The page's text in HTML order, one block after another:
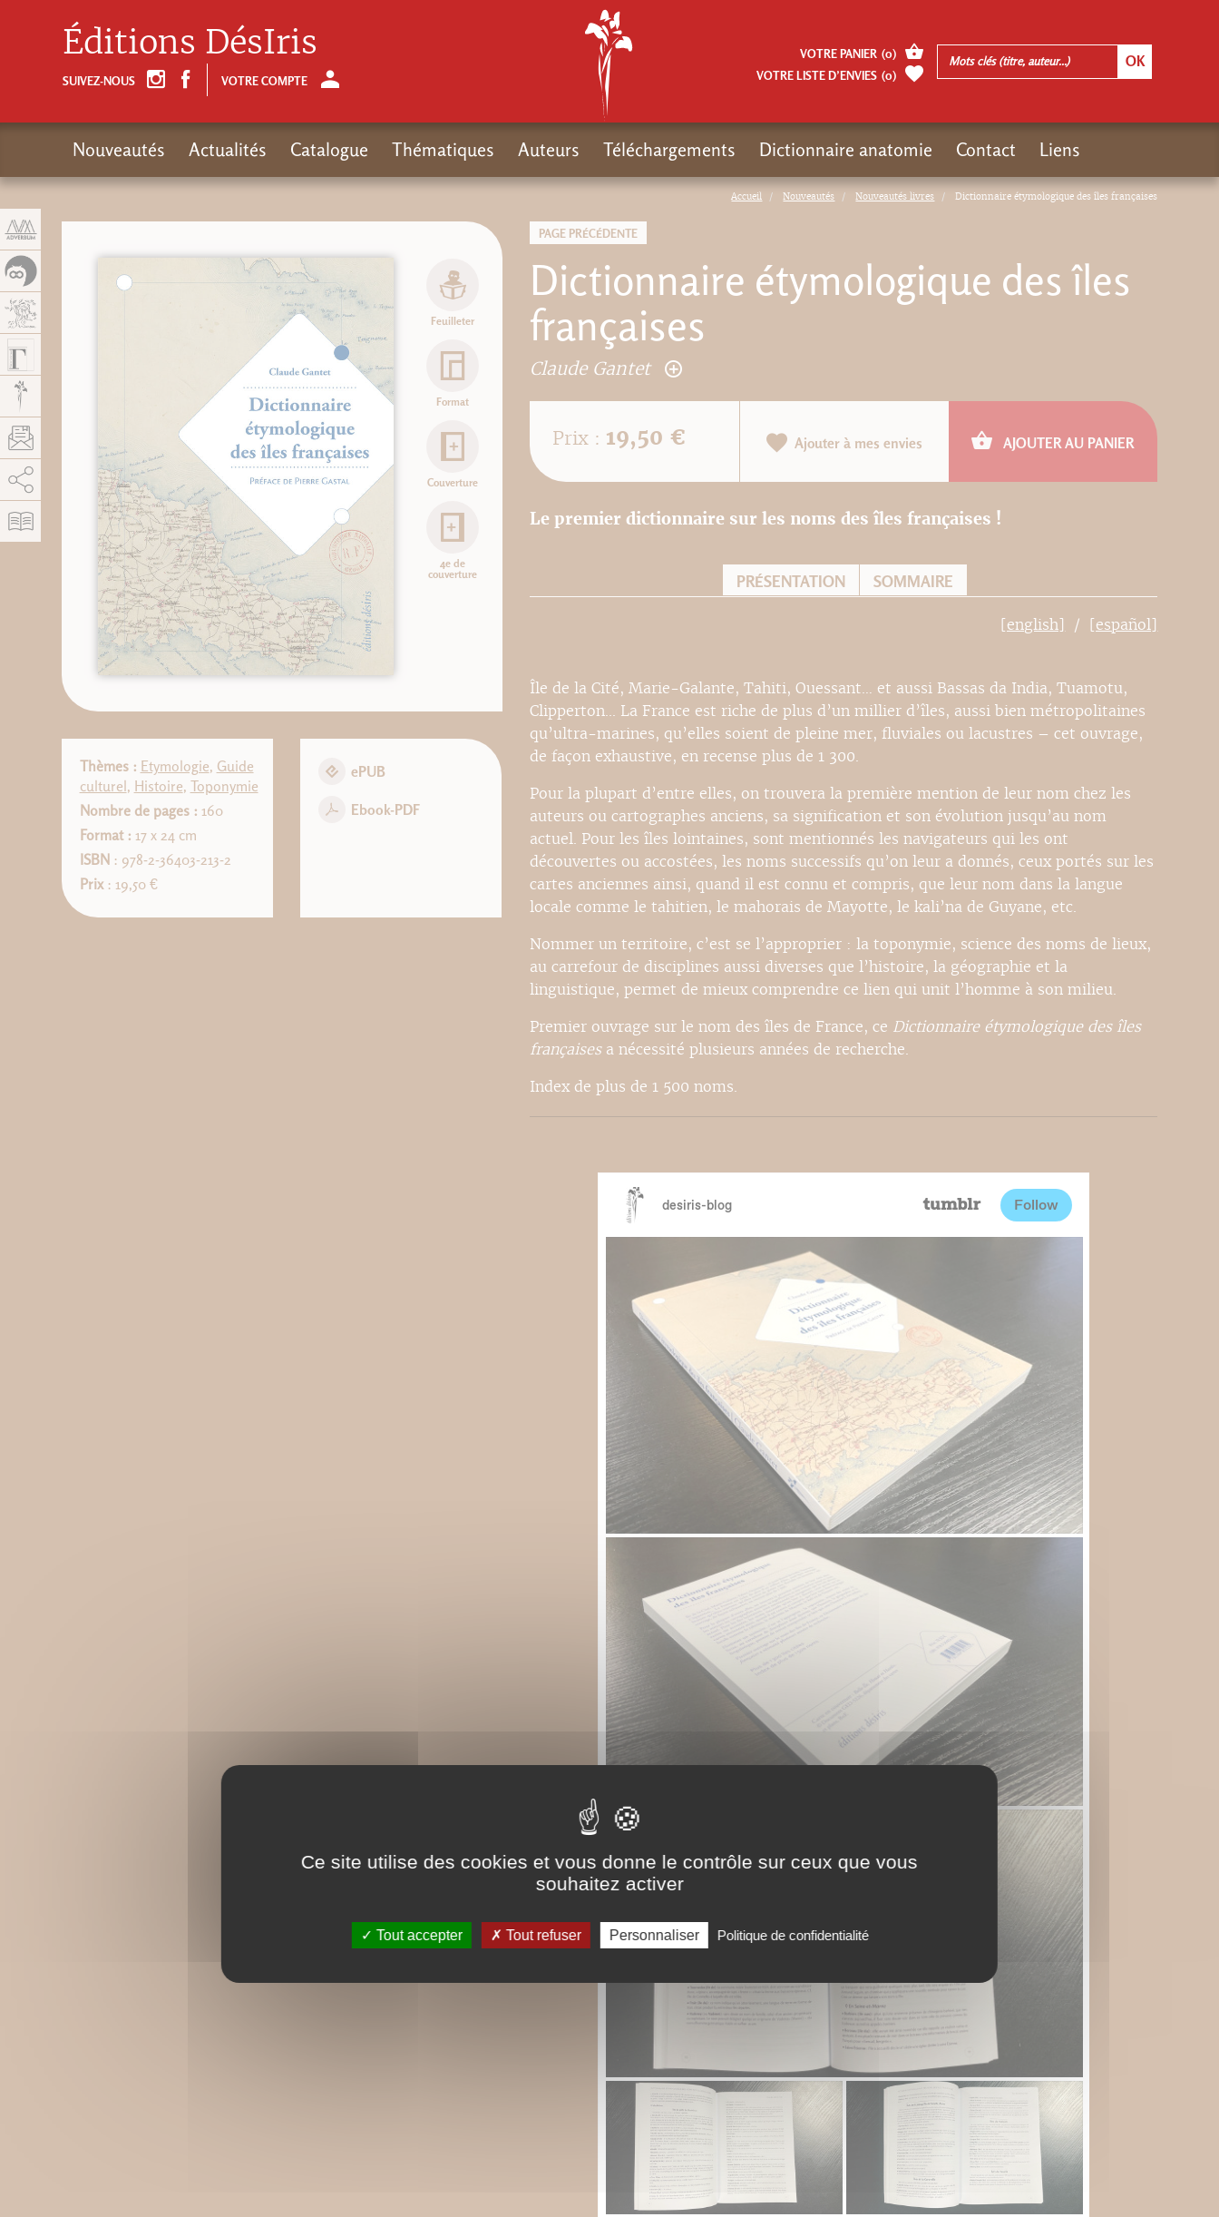
Accueil Nouveautés Nouveautés livres Dictionnaire étymologique des îles françaises
PAGE PRÉCÉDENTE
Dictionnaire étymologique des îles
françaises
Claude Gantet
Feuilleter
Format
Couverture
4e de
couverture
Thèmes : Etymologie, Guide
culturel, Histoire, Toponymie
Nombre de pages : 160
Format : 17 x 24 cm
ISBN : 978-2-36403-213-2
Prix: 19,50 €
ePUB
Ebook-PDF
Prix : 19,50 € Ajouter à mes envies AJOUTER AU PANIER
Le premier dictionnaire sur les noms des îles françaises !
PRÉSENTATION SOMMAIRE
[english] [español]
Île de la Cité, Marie-Galante, Tahiti, Ouessant… et aussi Bassas da India, Tuamotu,
Clipperton... La France est riche de plus d’un millier d’îles, aussi bien métropolitaines
qu’ultra-marines, qu’elles soient de pleine mer, fluviales ou lacustres – cet ouvrage,
de façon exhaustive, en recense plus de 1 300.
Pour la plupart d’entre elles, on trouvera la première mention de leur nom chez les
auteurs ou cartographes anciens, sa signification et son évolution jusqu’au nom
actuel. Pour les îles lointaines, sont mentionnés les navigateurs qui les ont
découvertes ou accostées, les noms successifs qu’on leur a donnés, ceux portés sur les
cartes anciennes ainsi, quand il est connu et compris, que leur nom dans la langue
locale comme le tahitien, le mahorais de Mayotte, le kali’na de Guyane, etc.
Nommer un territoire, c’est se l’approprier : la toponymie, science des noms de lieux,
au carrefour de disciplines aussi diverses que l’histoire, la géographie et la
linguistique, permet de mieux comprendre ce lien qui unit l’homme à son milieu.
Premier ouvrage sur le nom des îles de France, ce Dictionnaire étymologique des îles
françaisesa nécessité plusieurs années de recherche.
Index de plus de 1 500 noms.
Éditions DésIris
SUIVEZ-NOUS VOTRE COMPTE
VOTRE PANIER (0)
VOTRE LISTE D’ENVIES (0)
Nouveautés Actualités Catalogue Thématiques Auteurs Téléchargements Dictionnaire anatomie Contact Liens
AddThis est désactivé. Autoriser
Ce site utilise des cookies et vous donne le contrôle sur ceux que vous
souhaitez activer
Tout accepter Tout refuser Personnaliser Politique de confidentialité